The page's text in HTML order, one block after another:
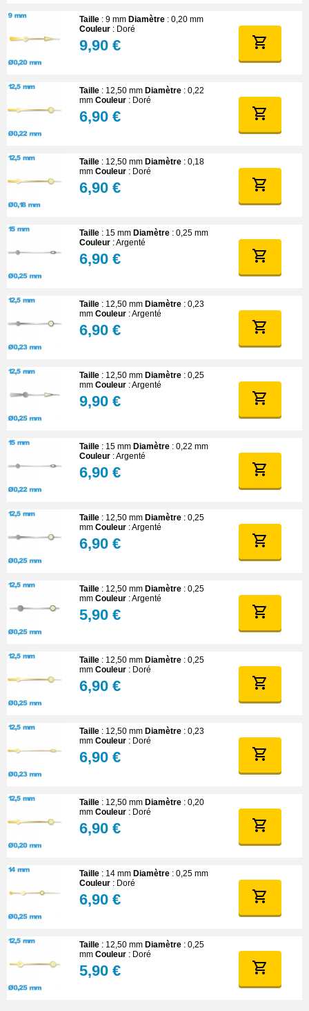
Taille : 9 mm Diamètre : 0,20 mm
Couleur : Doré
9,90 €
Taille : 12,50 mm Diamètre : 0,22
mm Couleur : Doré
6,90 €
Taille : 12,50 mm Diamètre : 0,18
mm Couleur : Doré
6,90 €
Taille : 15 mm Diamètre : 0,25 mm
Couleur : Argenté
6,90 €
Taille : 12,50 mm Diamètre : 0,23
mm Couleur : Argenté
6,90 €
Taille : 12,50 mm Diamètre : 0,25
mm Couleur : Argenté
9,90 €
Taille : 15 mm Diamètre : 0,22 mm
Couleur : Argenté
6,90 €
Taille : 12,50 mm Diamètre : 0,25
mm Couleur : Argenté
6,90 €
Taille : 12,50 mm Diamètre : 0,25
mm Couleur : Argenté
5,90 €
Taille : 12,50 mm Diamètre : 0,25
mm Couleur : Doré
6,90 €
Taille : 12,50 mm Diamètre : 0,23
mm Couleur : Doré
6,90 €
Taille : 12,50 mm Diamètre : 0,20
mm Couleur : Doré
6,90 €
Taille : 14 mm Diamètre : 0,25 mm
Couleur : Doré
6,90 €
Taille : 12,50 mm Diamètre : 0,25
mm Couleur : Doré
5,90 €